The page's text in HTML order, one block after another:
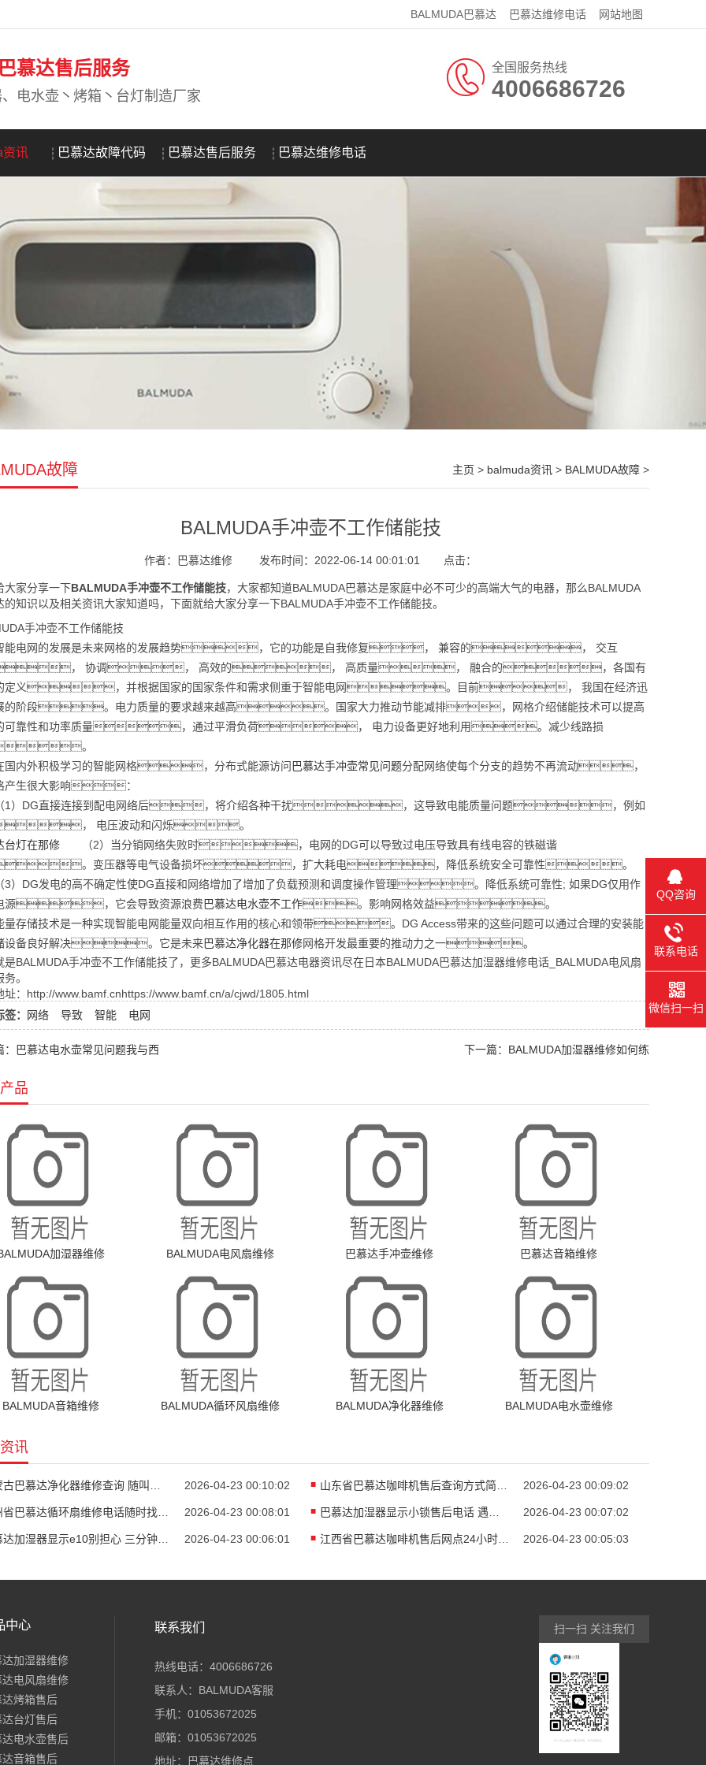
BALMUDA巴慕达 巴慕达维修电话 网站地图
慕达售后服务
电水壶丶烤箱丶台灯制造厂家
全国服务热线
4006686726
资讯 巴慕达故障代码 巴慕达售后服务 巴慕达维修电话
故障 主页 > balmuda资讯 > BALMUDA故障 >
BALMUDA手冲壶不工作储能技
作者：巴慕达维修 发布时间：2022-06-14 00:01:01 点击：
大家分享一下BALMUDA手冲壶不工作储能技，大家都知道BALMUDA巴慕达是家庭中必不可少的高端大气的电器，那么BALMUDA
的知识以及相关资讯大家知道吗，下面就给大家分享一下BALMUDA手冲壶不工作储能技。
手冲壶不工作储能技
网的发展是未来网格的发展趋势，它的功能是自我修复， 兼容的， 交互
， 协调， 高效的， 高质量， 融合的，各国有
定义，并根据国家的国家条件和需求侧重于智能电网。目前， 我国在经济迅
的阶段。电力质量的要求越来越高。国家大力推动节能减排，网格介绍储能技术可以提高
可靠性和功率质量，通过平滑负荷， 电力设备更好地利用。减少线路损
。
外积极学习的智能网格，分布式能源访问 巴慕达手冲壶常见问题分配网络使每个分支的趋势不再流动，
产生很大影响：
DG直接连接到配电网络后，将介绍各种干扰，这导致电能质量问题，例如
， 电压波动和闪烁。
台灯在那修 （2）当分销网络失败时，电网的DG可以导致过电压导致具有线电容的铁磁谐
。变压器等电气设备损坏，扩大耗电，降低系统安全可靠性。
发电的高不确定性使DG直接和网络增加了增加了负载预测和调度操作管理。降低系统可靠性; 如果DG仅用作
源，它会导致资源浪费巴慕达电水壶不工作。影响网格效益。
储技术是一种实现智能电网能量双向相互作用的核心和领带。DG Access带来的这些问题可以通过合理的安装能
设备良好解决。它是未来巴慕达净化器在那修网格开发最重要的推动力之一。
是BALMUDA手冲壶不工作储能技了，更多BALMUDA巴慕达电器资讯尽在日本BALMUDA巴慕达加湿器维修电话_BALMUDA电风扇
。
址：http://www.bamf.cnhttps://www.bamf.cn/a/cjwd/1805.html
：
网络 导致 智能 电网
：巴慕达电水壶常见问题我与西 下一篇：BALMUDA加湿器维修如何练
品
加湿器维修 BALMUDA电风扇维修 巴慕达手冲壶维修 巴慕达音箱维修
BALMUDA音箱维修 BALMUDA循环风扇维修 BALMUDA净化器维修 BALMUDA电水壶维修
讯
2026-04-23 00:10:02 2026-04-23 00:09:02
2026-04-23 00:08:01 2026-04-23 00:07:02
2026-04-23 00:06:01 江西省巴慕达咖啡机售后网点24小时贴心服务专业 2026-04-23 00:05:03
中心
达加湿器维修
达电风扇维修
达烤箱售后
达台灯售后
达电水壶售后
达音箱售后
联系我们
热线电话：4006686726
联系人：BALMUDA客服
手机：01053672025
邮箱：01053672025
地址：巴幕达维修点
扫一扫 关注我们
QQ咨询
联系电话
微信扫一扫